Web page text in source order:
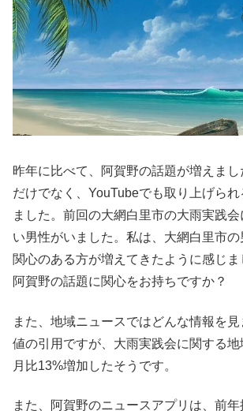
昨年に比べて、阿賀野の話題が増えま
だけでなく、YouTubeでも取り上げられ
ました。前回の大網白里市の大雨実践
い男性がいました。私は、大網白里市
関心のある方が増えてきたように感じま
阿賀野の話題に関心をお持ちですか？
また、地域ニュースではどんな情報を
値の引用ですが、大雨実践会に関する
月比13%増加したそうです。
また、阿賀野のニュースアプリは、前